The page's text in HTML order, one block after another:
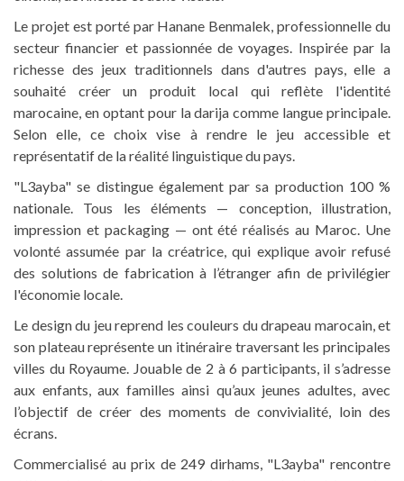
Le projet est porté par Hanane Benmalek, professionnelle du
secteur financier et passionnée de voyages. Inspirée par la
richesse des jeux traditionnels dans d'autres pays, elle a
souhaité créer un produit local qui reflète l'identité
marocaine, en optant pour la darija comme langue principale.
Selon elle, ce choix vise à rendre le jeu accessible et
représentatif de la réalité linguistique du pays.
"L3ayba" se distingue également par sa production 100 %
nationale. Tous les éléments — conception, illustration,
impression et packaging — ont été réalisés au Maroc. Une
volonté assumée par la créatrice, qui explique avoir refusé
des solutions de fabrication à l’étranger afin de privilégier
l'économie locale.
Le design du jeu reprend les couleurs du drapeau marocain, et
son plateau représente un itinéraire traversant les principales
villes du Royaume. Jouable de 2 à 6 participants, il s’adresse
aux enfants, aux familles ainsi qu’aux jeunes adultes, avec
l’objectif de créer des moments de convivialité, loin des
écrans.
Commercialisé au prix de 249 dirhams, "L3ayba" rencontre